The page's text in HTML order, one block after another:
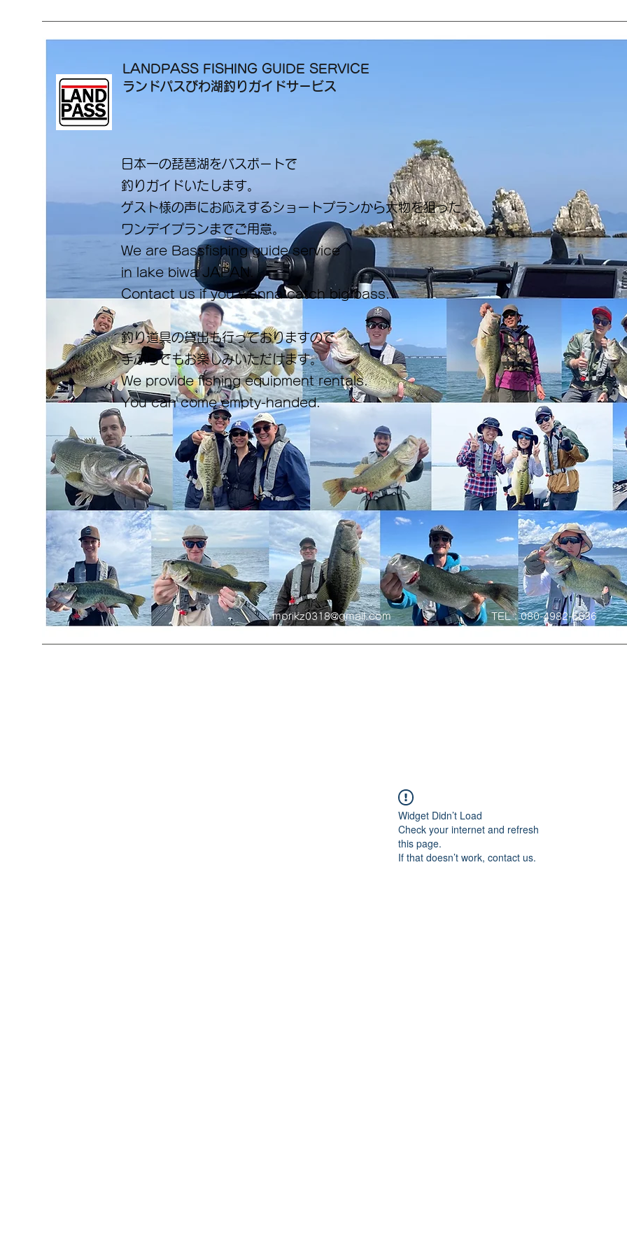
LANDPASS FISHING GUIDE SERVICE
ランドパスびわ湖釣りガイドサービス
日本一の琵琶湖をバスボートで
釣りガイドいたします。
​ゲスト様の声にお応えするショートプランから大物を狙った
ワンデイプランまでご用意。
​We are Bassfishing guide service
in lake biwa ​JAPAN.
Contact us if you wanna catch big bass.
釣り道具の貸出も行っておりますので
手ぶらでもお楽しみいただけます。
We provide fishing equipment rentals.
You can come empty-handed.
morikz0318@gmail.com TEL：080-4982-6636
Widget Didn’t Load
Check your internet and refresh
this page.
If that doesn’t work, contact us.